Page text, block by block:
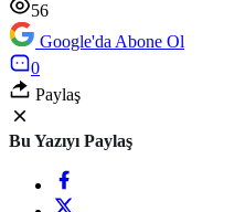
56
Google'da Abone Ol
0
Paylaş
Bu Yazıyı Paylaş